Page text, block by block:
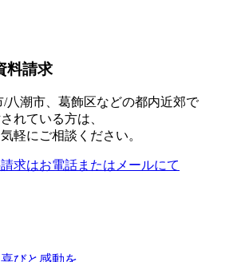
料請求
八潮市、葛飾区などの都内近郊で
れている方は、
軽にご相談ください。
求はお電話またはメールにて